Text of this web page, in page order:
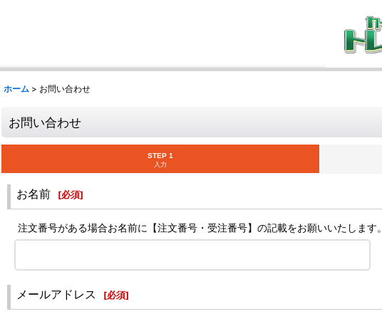
ホーム > お問い合わせ
お問い合わせ
STEP 1
入力
お名前 [必須]
注文番号がある場合お名前に【注文番号・受注番号】の記載をお願いいたします。
メールアドレス [必須]